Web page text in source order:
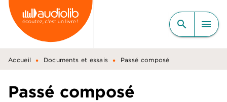
MENU RECHERCHE
CONTENU
PIED DE PAGE
search menu
Accueil • Documents et essais • Passé composé
Passé composé